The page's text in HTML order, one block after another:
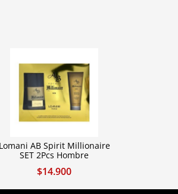
Lomani AB Spirit Millionaire
SET 2Pcs Hombre
$14.900